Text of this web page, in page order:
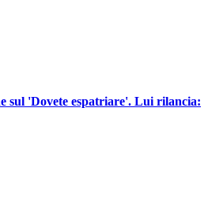
sul 'Dovete espatriare'. Lui rilancia: